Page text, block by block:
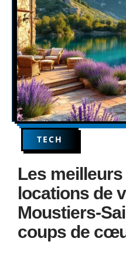
TECH
Les
locations de
Moustiers-
coups de